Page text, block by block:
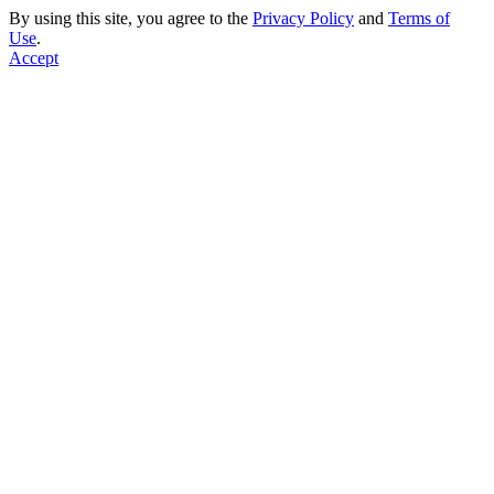
By using this site, you agree to the Privacy Policy and Terms of
Use.
Accept